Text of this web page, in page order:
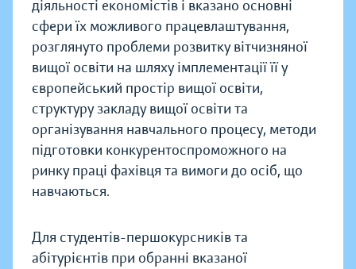
діяльності економістів і вказано основні
сфери їх можливого працевлаштування,
розглянуто проблеми розвитку вітчизняної
вищої освіти на шляху імплементації її у
європейський простір вищої освіти,
структуру закладу вищої освіти та
організування навчального процесу, методи
підготовки конкурентоспроможного на
ринку праці фахівця та вимоги до осіб, що
навчаються.
Для студентів-першокурсників та
абітурієнтів при обранні вказаної